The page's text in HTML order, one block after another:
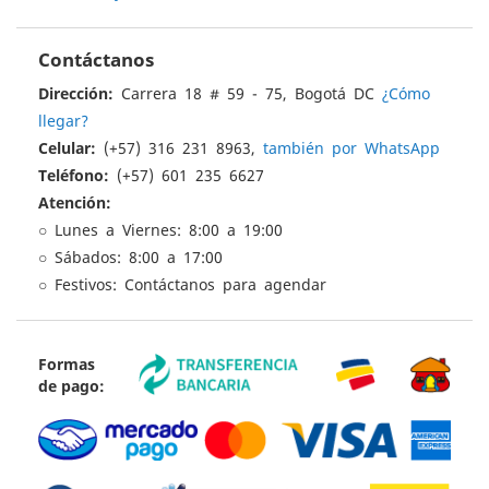
Contáctanos
Dirección: Carrera 18 # 59 - 75, Bogotá DC ¿Cómo
llegar?
Celular: (+57) 316 231 8963, también por WhatsApp
Teléfono: (+57) 601 235 6627
Atención:
○ Lunes a Viernes: 8:00 a 19:00
○ Sábados: 8:00 a 17:00
○ Festivos: Contáctanos para agendar
Formas
de pago: